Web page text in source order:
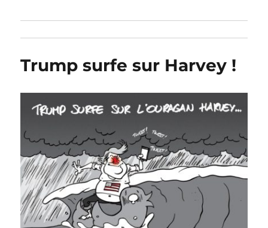
Trump surfe sur Harvey !